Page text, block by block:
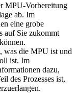
MPU-Vorbereitung
ab. Im
eine grobe
auf Sie zukommt
was die MPU ist und
ist. Im
dazu,
des Prozesses ist,